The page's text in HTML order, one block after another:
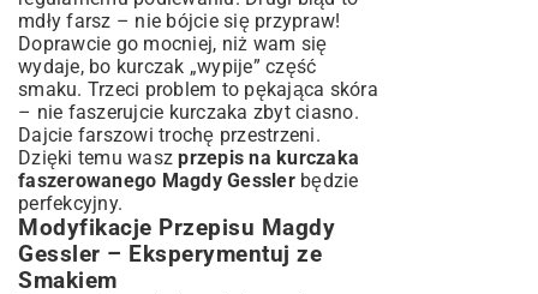
mdły farsz – nie bójcie się przypraw!
Doprawcie go mocniej, niż wam się
wydaje, bo kurczak „wypije” część
smaku. Trzeci problem to pękająca skóra
– nie faszerujcie kurczaka zbyt ciasno.
Dajcie farszowi trochę przestrzeni.
Dzięki temu waszprzepis na kurczaka
faszerowanego Magdy Gesslerbędzie
perfekcyjny.
Modyfikacje Przepisu Magdy
Gessler – Eksperymentuj ze
Smakiem